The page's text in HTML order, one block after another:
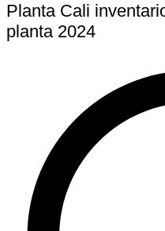
Planta Cali
planta 2024